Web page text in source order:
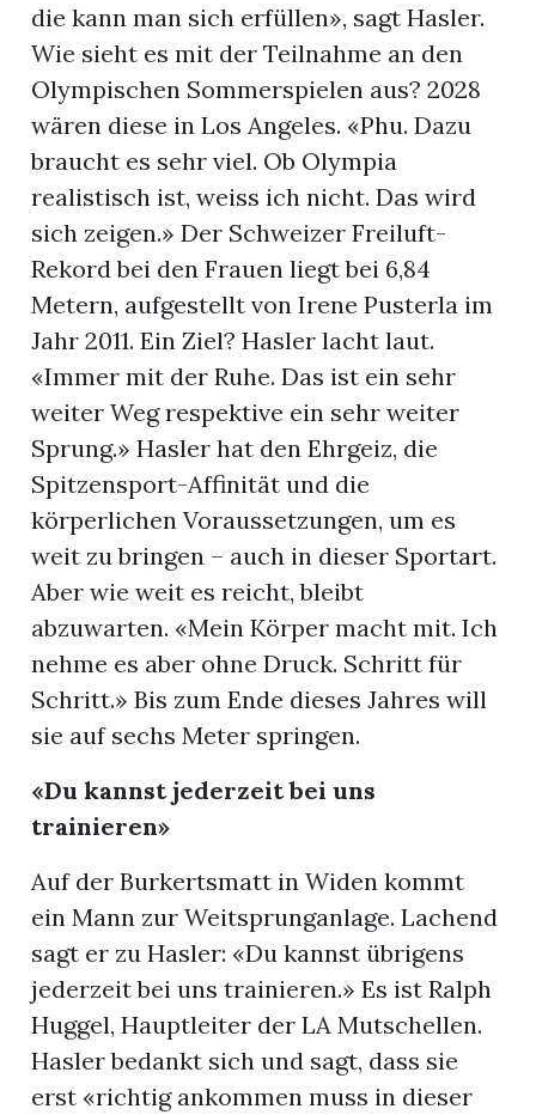
die kann man sich erfüllen», sagt Hasler.
Wie sieht es mit der Teilnahme an den
Olympischen Sommerspielen aus? 2028
wären diese in Los Angeles. «Phu. Dazu
braucht es sehr viel. Ob Olympia
realistisch ist, weiss ich nicht. Das wird
sich zeigen.» Der Schweizer Freiluft-
Rekord bei den Frauen liegt bei 6,84
Metern, aufgestellt von Irene Pusterla im
Jahr 2011. Ein Ziel? Hasler lacht laut.
«Immer mit der Ruhe. Das ist ein sehr
weiter Weg respektive ein sehr weiter
Sprung.» Hasler hat den Ehrgeiz, die
Spitzensport-Affinität und die
körperlichen Voraussetzungen, um es
weit zu bringen – auch in dieser Sportart.
Aber wie weit es reicht, bleibt
abzuwarten. «Mein Körper macht mit. Ich
nehme es aber ohne Druck. Schritt für
Schritt.» Bis zum Ende dieses Jahres will
sie auf sechs Meter springen.
«Du kannst jederzeit bei uns
trainieren»
Auf der Burkertsmatt in Widen kommt
ein Mann zur Weitsprunganlage. Lachend
sagt er zu Hasler: «Du kannst übrigens
jederzeit bei uns trainieren.» Es ist Ralph
Huggel, Hauptleiter der LA Mutschellen.
Hasler bedankt sich und sagt, dass sie
erst «richtig ankommen muss in dieser